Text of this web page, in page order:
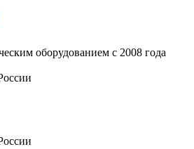
оборудованием с 2008 года